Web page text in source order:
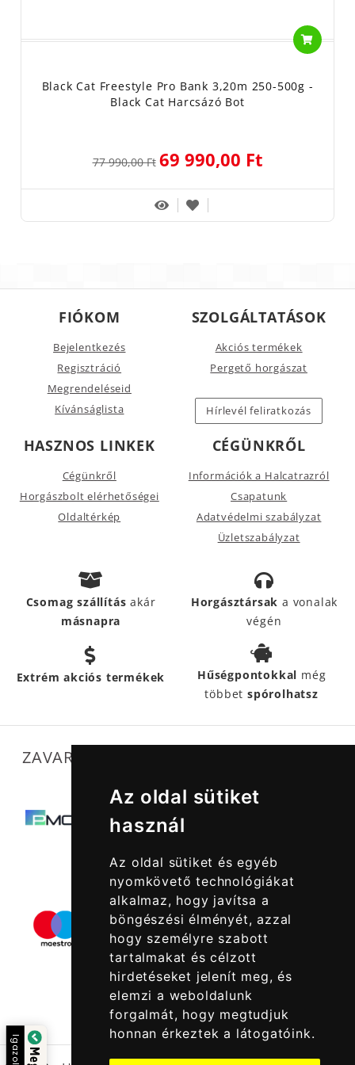
Az oldal sütiket
használ
Az oldal sütiket és egyéb
nyomkövető technológiákat
alkalmaz, hogy javítsa a
böngészési élményét, azzal
hogy személyre szabott
tartalmakat és célzott
hirdetéseket jelenít meg, és
elemzi a weboldalunk
forgalmát, hogy megtudjuk
honnan érkeztek a látogatóink.
Black Cat Freestyle Pro Bank 3,20m 250-500g -
Black Cat Harcsázó Bot
77 990,00 Ft 69 990,00 Ft
FIÓKOM
Bejelentkezés
Regisztráció
Megrendeléseid
Kívánságlista
SZOLGÁLTATÁSOK
Akciós termékek
Pergető horgászat
Hírlevél feliratkozás
HASZNOS LINKEK
Cégünkről
Horgászbolt elérhetőségei
Oldaltérkép
CÉGÜNKRŐL
Információk a Halcatrazról
Csapatunk
Adatvédelmi szabályzat
Üzletszabályzat
Csomag szállításakár
másnapra
Horgásztársak a vonalak
végén
Extrém akciós termékek Hűségpontokkal még
többetspórolhatsz
ZAVARTALAN MŰKÖDÉSÜNKET SEGÍTIK